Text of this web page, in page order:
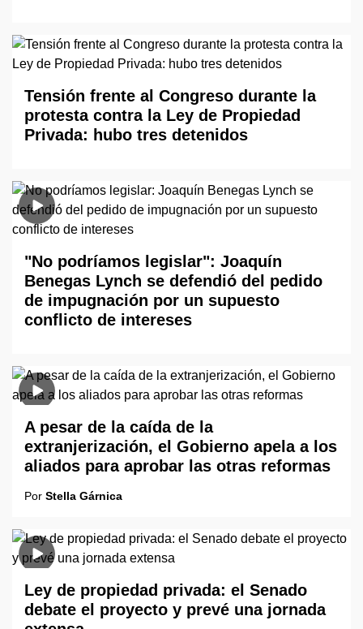
Tensión frente al Congreso durante la
protesta contra la Ley de Propiedad
Privada: hubo tres detenidos
"No podríamos legislar": Joaquín
Benegas Lynch se defendió del pedido
de impugnación por un supuesto
conflicto de intereses
A pesar de la caída de la
extranjerización, el Gobierno apela a los
aliados para aprobar las otras reformas
Por Stella Gárnica
Ley de propiedad privada: el Senado
debate el proyecto y prevé una jornada